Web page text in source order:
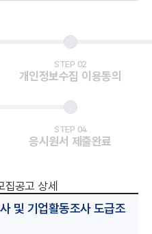
STEP 02
개인정보수집 이용동의
STEP 04
응시원서 제출완료
집공고 상세
및 기업활동조사 도급조